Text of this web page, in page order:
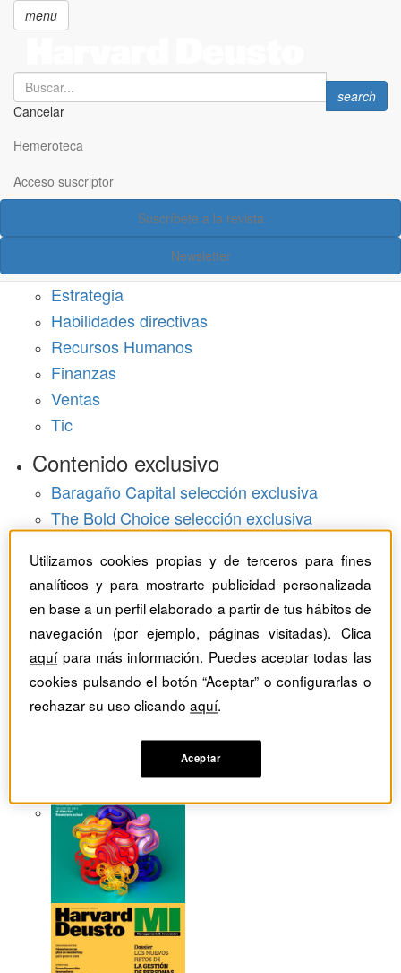
principal
menu
Search
Cancelar
Search
search
Hemeroteca
Acceso suscriptor
Suscríbete a la revista
Newsletter
Acceso suscriptor
Estrategia
Habilidades directivas
Recursos Humanos
Finanzas
Ventas
Tic
Contenido exclusivo
Baragaño Capital selección exclusiva
The Bold Choice selección exclusiva
Hemeroteca
Monográficos
Dossieres
Revistas del mes
Utilizamos cookies propias y de terceros para fines
analíticos y para mostrarte publicidad personalizada
en base a un perfil elaborado a partir de tus hábitos de
navegación (por ejemplo, páginas visitadas). Clica
aquípara más información. Puedes aceptar todas las
cookies pulsando el botón “Aceptar” o configurarlas o
rechazar su uso clicandoaquí.
Aceptar